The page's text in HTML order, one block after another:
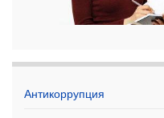
Антикоррупция